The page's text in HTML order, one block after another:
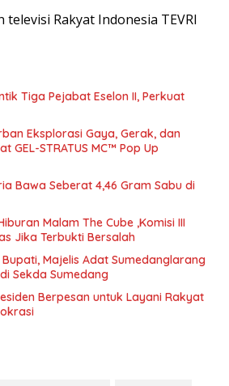
Rakyat Indonesia TEVRI
Eksplorasi Gaya, Gerak, dan
GEL-STRATUS MC™ Pop Up
Bawa Seberat 4,46 Gram Sabu di
Malam The Cube ,Komisi III
Jika Terbukti Bersalah
Majelis Adat Sumedanglarang
Sekda Sumedang
Berpesan untuk Layani Rakyat